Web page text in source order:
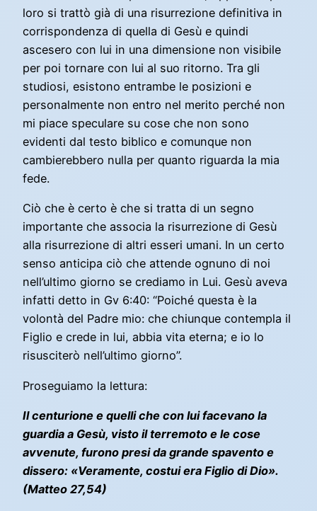
loro si trattò già di una risurrezione definitiva in
corrispondenza di quella di Gesù e quindi
ascesero con lui in una dimensione non visibile
per poi tornare con lui al suo ritorno. Tra gli
studiosi, esistono entrambe le posizioni e
personalmente non entro nel merito perché non
mi piace speculare su cose che non sono
evidenti dal testo biblico e comunque non
cambierebbero nulla per quanto riguarda la mia
fede.
Ciò che è certo è che si tratta di un segno
importante che associa la risurrezione di Gesù
alla risurrezione di altri esseri umani. In un certo
senso anticipa ciò che attende ognuno di noi
nell’ultimo giorno se crediamo in Lui. Gesù aveva
infatti detto in Gv 6:40: “Poiché questa è la
volontà del Padre mio: che chiunque contempla il
Figlio e crede in lui, abbia vita eterna; e io lo
risusciterò nell’ultimo giorno”.
Proseguiamo la lettura:
Il centurione e quelli che con lui facevano la
guardia a Gesù, visto il terremoto e le cose
avvenute, furono presi da grande spavento e
dissero: «Veramente, costui era Figlio di Dio».
(Matteo 27,54)